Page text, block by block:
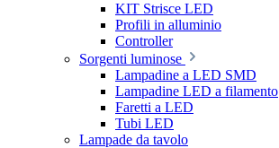
KIT Strisce LED
Profili in alluminio
Controller
Sorgenti luminose
Lampadine a LED SMD
Lampadine LED a filamento
Faretti a LED
Tubi LED
Lampade da tavolo